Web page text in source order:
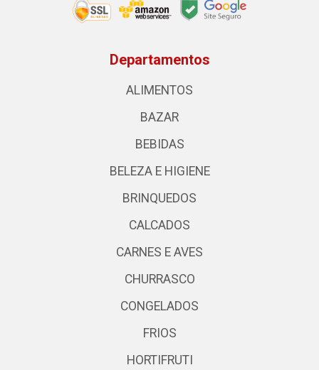
Departamentos
ALIMENTOS
BAZAR
BEBIDAS
BELEZA E HIGIENE
BRINQUEDOS
CALCADOS
CARNES E AVES
CHURRASCO
CONGELADOS
FRIOS
HORTIFRUTI